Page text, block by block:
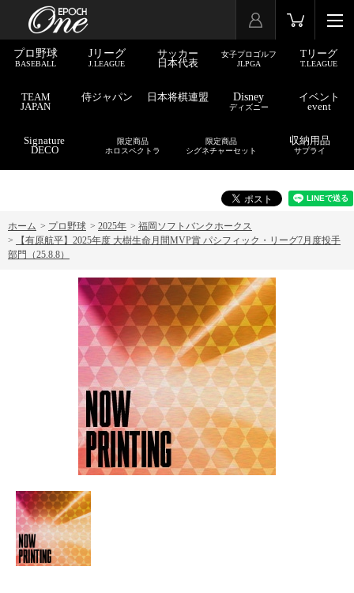
プロ野球
BASEBALL
Jリーグ
J.LEAGUE
サッカー
日本代表
女子プロゴルフ
JLPGA
Tリーグ
T.LEAGUE
TEAM
JAPAN
侍ジャパン 日本将棋連盟 Disney
ディズニー
イベント
event
Signature
DECO
限定商品
ホロスペクトラ
限定商品
シグネチャーセット
収納用品
サプライ
ホーム > プロ野球 > 2025年 > 福岡ソフトバンクホークス
>
【有原航平】2025年度 大樹生命月間MVP賞 パシフィック・リーグ7月度投手
部門（25.8.8）